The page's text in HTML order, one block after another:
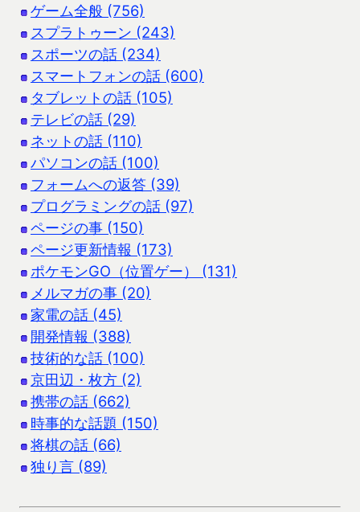
ゲーム全般 (756)
スプラトゥーン (243)
スポーツの話 (234)
スマートフォンの話 (600)
タブレットの話 (105)
テレビの話 (29)
ネットの話 (110)
パソコンの話 (100)
フォームへの返答 (39)
プログラミングの話 (97)
ページの事 (150)
ページ更新情報 (173)
ポケモンGO（位置ゲー） (131)
メルマガの事 (20)
家電の話 (45)
開発情報 (388)
技術的な話 (100)
京田辺・枚方 (2)
携帯の話 (662)
時事的な話題 (150)
将棋の話 (66)
独り言 (89)